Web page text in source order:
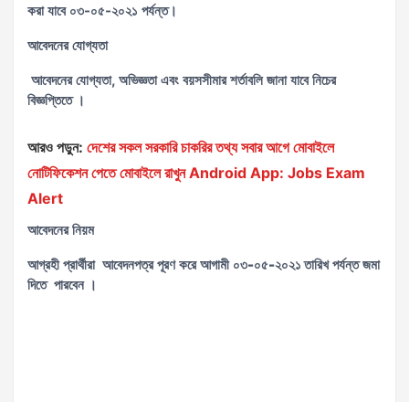
করা যাবে ০৩-০৫-২০২১ পর্যন্ত।
আবেদনের যোগ্যতা
আবেদনের যোগ্যতা, অভিজ্ঞতা এবং বয়সসীমার শর্তাবলি জানা যাবে নিচের
বিজ্ঞপ্তিতে ।
আরও পড়ুন: দেশের সকল সরকারি চাকরির তথ্য সবার আগে মোবাইলে
নোটিফিকেশন পেতে মোবাইলে রাখুন Android App: Jobs Exam
Alert
আবেদনের নিয়ম
আগ্রহী প্রার্থীরা আবেদনপত্র পূরণ করে আগামী ০৩-০৫-২০২১তারিখ পর্যন্ত জমা
দিতে পারবেন ।